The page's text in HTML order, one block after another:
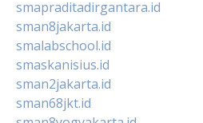
smapraditadirgantara.id
sman8jakarta.id
smalabschool.id
smaskanisius.id
sman2jakarta.id
sman68jkt.id